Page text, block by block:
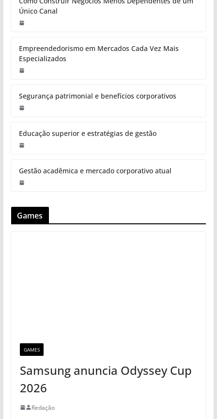
Único Canal
Empreendedorismo em Mercados Cada Vez Mais
Especializados
Segurança patrimonial e benefícios corporativos
Educação superior e estratégias de gestão
Gestão acadêmica e mercado corporativo atual
Games
GAMES
Samsung anuncia Odyssey Cup
2026
Redação